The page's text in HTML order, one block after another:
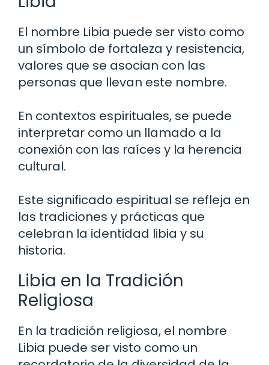
El nombre Libia puede ser visto como
un símbolo de fortaleza y resistencia,
valores que se asocian con las
personas que llevan este nombre.
En contextos espirituales, se puede
interpretar como un llamado a la
conexión con las raíces y la herencia
cultural.
Este significado espiritual se refleja en
las tradiciones y prácticas que
celebran la identidad libia y su
historia.
Libia en la Tradición
Religiosa
En la tradición religiosa, el nombre
Libia puede ser visto como un